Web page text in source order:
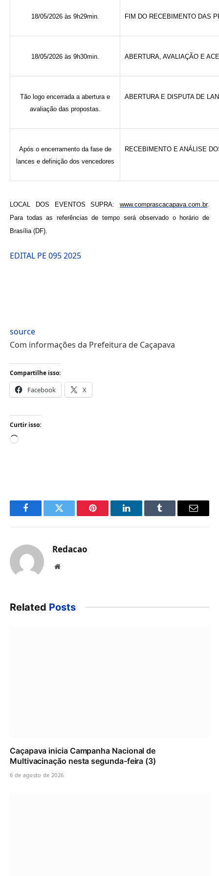
18/05/2026 às 9h29min. FIM DO RECEBIMENTO DAS
18/05/2026 às 9h30min. ABERTURA, AVALIAÇÃO E
Tão logo encerrada a abertura e
avaliação das propostas.
ABERTURA E DISPUTA DE
Após o encerramento da fase de
lances e definição dos vencedores
RECEBIMENTO E ANÁLISE
LOCAL DOS EVENTOS SUPRA: www.comprascacapava.com.br.
Para todas as referências de tempo será observado o horário de
Brasília (DF).
EDITAL PE 095 2025
source
Com informações da Prefeitura de Caçapava
Compartilhe isso:
Facebook X
Curtir isso:
Carregando...
FacebookTwitter Pinterest LinkedInTumblr Email
Redacao
Website
Related Posts
Caçapava inicia Campanha Nacional de
Multivacinação nesta segunda-feira (3)
6 de agosto de 2026